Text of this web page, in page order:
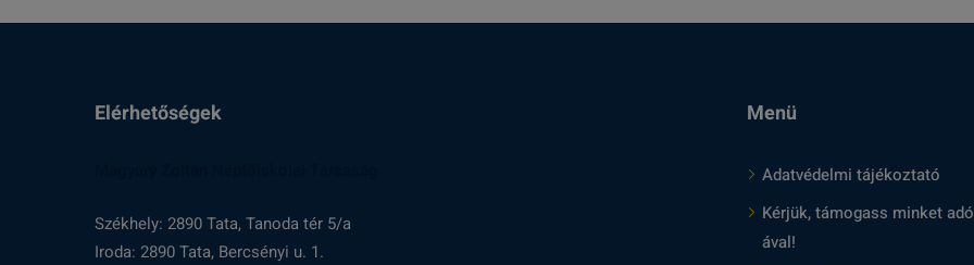
Elérhetőségek
Székhely: 2890 Tata, Tanoda tér 5/a
Iroda: 2890 Tata, Bercsényi u. 1.
Menü
Adatvédelmi tájékoztató
Kérjük, támogass minket
ával!